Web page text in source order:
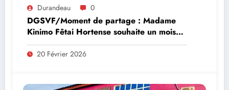
Durandeau 0
DGSVF/Moment de partage : Madame
Kinimo Fêtai Hortense souhaite un mois
saint aux chrétiens catholiques et
musulmans
20 Février 2026